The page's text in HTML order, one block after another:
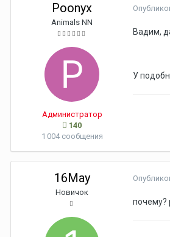
Poonyx
Animals NN
Администратор
140
1 004 сообщения
Вадим,
У
16May
Новичок
почему?